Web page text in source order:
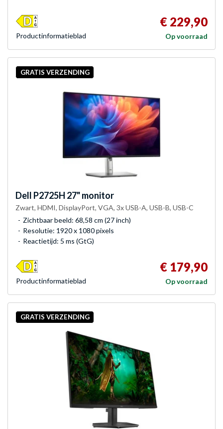
€ 229,90
Op voorraad
Product­informatieblad
GRATIS VERZENDING
Dell P2725H 27" monitor
Zwart, HDMI, DisplayPort, VGA, 3x USB-A, USB-B, USB-C
Zichtbaar beeld: 68,58 cm (27 inch)
Resolutie: 1920 x 1080 pixels
Reactietijd: 5 ms (GtG)
€ 179,90
Op voorraad
Product­informatieblad
GRATIS VERZENDING